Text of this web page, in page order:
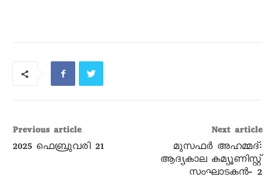
Previous article
2025 ഫെബ്രുവരി 21
Next article
മുസഫർ അഹമ്മദ്‌:
ആദ്യകാല കമ്യൂണിസ്റ്റ്‌
സംഘാടകൻ‐ 2